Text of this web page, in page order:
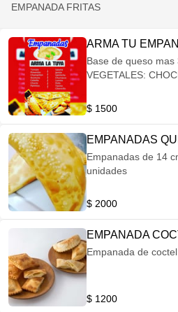
EMPANADA FRITAS
ARMA TU
Base de queso
VEGETALES:
CHAMPIÑÓN. CARNES: CHURRASCO,
$ 1500
EMPANADAS
Empanadas de 14
unidades
$ 2000
EMPANADA
Empanada de coctel
$ 1200